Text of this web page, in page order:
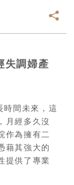
失調婦產
時間未來，這
月經多久沒
作為擁有二
藉其強大的
提供了專業